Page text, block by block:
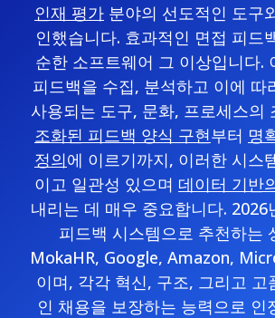
인재 평가 분야의 선도적인 도구
인했습니다. 효과적인 면접 피드
순한 소프트웨어 그 이상입니다.
피드백을 수집, 분석하고 이에 따
사용되는 도구, 문화, 프로세스의
조화된 피드백 양식 구현부터 명
정의에 이르기까지, 이러한 시스
이고 일관성 있으며 데이터 기반
내리는 데 매우 중요합니다. 2026
피드백 시스템으로 추천하는
MokaHR, Google, Amazon,
이며, 각각 혁신, 구조, 그리고 고
인 채용을 보장하는 능력으로 인